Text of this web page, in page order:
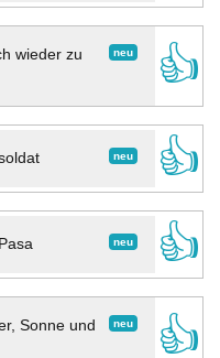
neu
wieder zu
👍
neu
👍
neu
👍
neu
Sonne und
👍